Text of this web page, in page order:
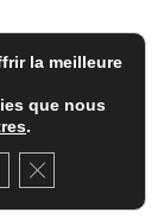
la meilleure
que nous
.
Fermer la